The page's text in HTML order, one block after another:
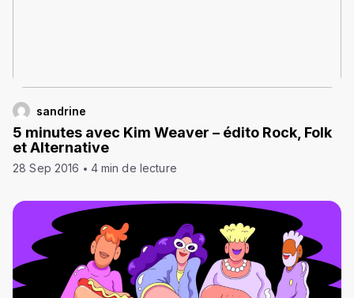
sandrine
5 minutes avec Kim Weaver – édito Rock, Folk
et Alternative
28 Sep 2016 4 min de lecture